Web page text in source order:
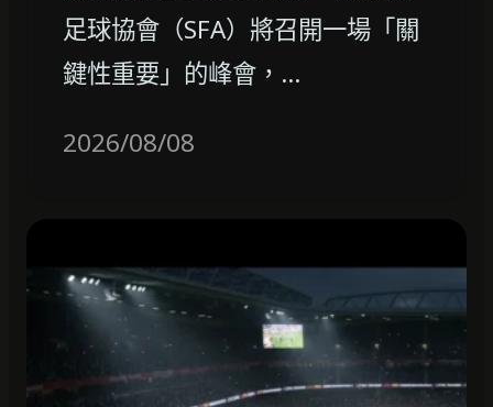
足球協會（SFA）將召開一場「關
鍵性重要」的峰會，…
2026/08/08